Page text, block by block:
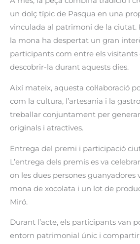
un dolç típic de Pasqua en una
vinculada al patrimoni de la ciutat.
la mona ha despertat un gran
participants com entre els
descobrir-la durant aquests dies.
Així mateix, aquesta col·laboració
com la cultura, l’artesania i la
treballar conjuntament per
originals i atractives.
Entrega del premi i participació
L’entrega dels premis es va
on les dues persones guanyadores
mona de xocolata i un lot de
Miró.
Durant l’acte, els participants van
entorn patrimonial únic i